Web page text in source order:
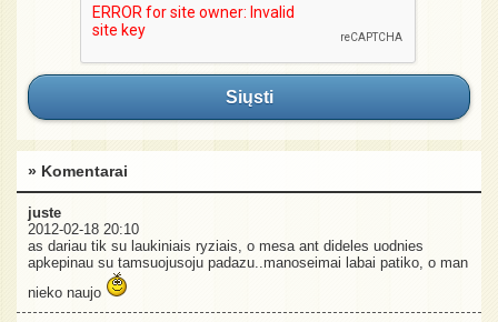
Siųsti
» Komentarai
juste
2012-02-18 20:10
as dariau tik su laukiniais ryziais, o mesa ant dideles uodnies
apkepinau su tamsuojusoju padazu..manoseimai labai patiko, o man
nieko naujo